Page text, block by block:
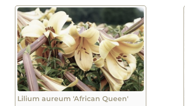
Lilium aureum 'African Queen'